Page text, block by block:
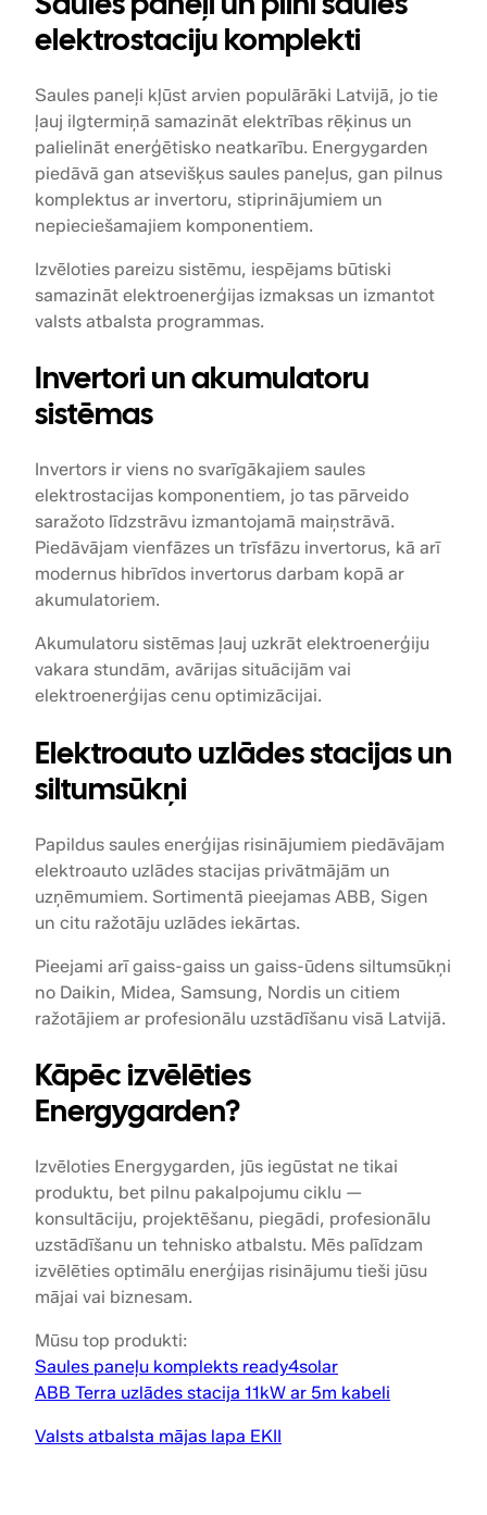
elektrostaciju komplekti
Saules paneļi kļūst arvien populārāki Latvijā, jo tie
ļauj ilgtermiņā samazināt elektrības rēķinus un
palielināt enerģētisko neatkarību. Energygarden
piedāvā gan atsevišķus saules paneļus, gan pilnus
komplektus ar invertoru, stiprinājumiem un
nepieciešamajiem komponentiem.
Izvēloties pareizu sistēmu, iespējams būtiski
samazināt elektroenerģijas izmaksas un izmantot
valsts atbalsta programmas.
Invertori un akumulatoru
sistēmas
Invertors ir viens no svarīgākajiem saules
elektrostacijas komponentiem, jo tas pārveido
saražoto līdzstrāvu izmantojamā maiņstrāvā.
Piedāvājam vienfāzes un trīsfāzu invertorus, kā arī
modernus hibrīdos invertorus darbam kopā ar
akumulatoriem.
Akumulatoru sistēmas ļauj uzkrāt elektroenerģiju
vakara stundām, avārijas situācijām vai
elektroenerģijas cenu optimizācijai.
Elektroauto uzlādes stacijas un
siltumsūkņi
Papildus saules enerģijas risinājumiem piedāvājam
elektroauto uzlādes stacijas privātmājām un
uzņēmumiem. Sortimentā pieejamas ABB, Sigen
un citu ražotāju uzlādes iekārtas.
Pieejami arī gaiss-gaiss un gaiss-ūdens siltumsūkņi
no Daikin, Midea, Samsung, Nordis un citiem
ražotājiem ar profesionālu uzstādīšanu visā Latvijā.
Kāpēc izvēlēties
Energygarden?
Izvēloties Energygarden, jūs iegūstat ne tikai
produktu, bet pilnu pakalpojumu ciklu —
konsultāciju, projektēšanu, piegādi, profesionālu
uzstādīšanu un tehnisko atbalstu. Mēs palīdzam
izvēlēties optimālu enerģijas risinājumu tieši jūsu
mājai vai biznesam.
Mūsu top produkti:
Saules paneļu komplekts ready4solar
ABB Terra uzlādes stacija 11kW ar 5m kabeli
Valsts atbalsta mājas lapa EKII